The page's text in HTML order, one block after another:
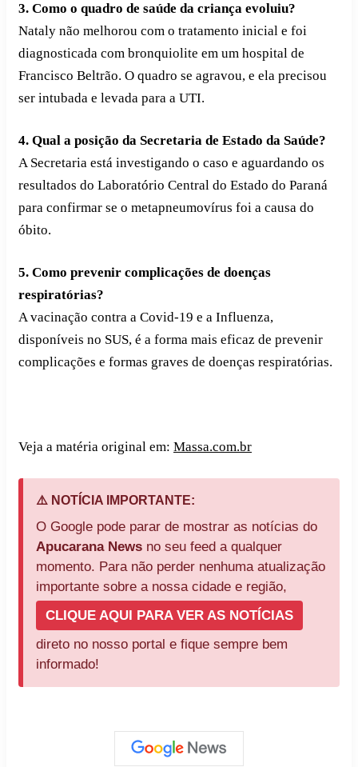
3. Como o quadro de saúde da criança evoluiu?
Nataly não melhorou com o tratamento inicial e foi
diagnosticada com bronquiolite em um hospital de
Francisco Beltrão. O quadro se agravou, e ela precisou
ser intubada e levada para a UTI.
4. Qual a posição da Secretaria de Estado da Saúde?
A Secretaria está investigando o caso e aguardando os
resultados do Laboratório Central do Estado do Paraná
para confirmar se o metapneumovírus foi a causa do
óbito.
5. Como prevenir complicações de doenças
respiratórias?
A vacinação contra a Covid-19 e a Influenza,
disponíveis no SUS, é a forma mais eficaz de prevenir
complicações e formas graves de doenças respiratórias.
Veja a matéria original em: Massa.com.br
⚠️ NOTÍCIA IMPORTANTE:
O Google pode parar de mostrar as notícias do
Apucarana News no seu feed a qualquer
momento. Para não perder nenhuma atualização
importante sobre a nossa cidade e região,
CLIQUE AQUI PARA VER AS NOTÍCIAS
direto no nosso portal e fique sempre bem
informado!